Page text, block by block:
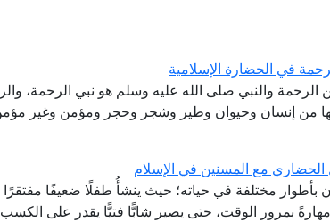
في الحضارة الإسلامية
الرحمة والنبي صلى الله عليه وسلم هو نبي الرحمة،
من إنسان وحيوان وطير وشجر وحجر ومؤمن وغير
الحضاري مع المسنين في الإسلام
بأطوار مختلفة في حياته؛ حيث ينشأُ طفلًا ضعيفًا
بمرور الوقت، حتى يصير شابًّا فتيًّا يقدر على